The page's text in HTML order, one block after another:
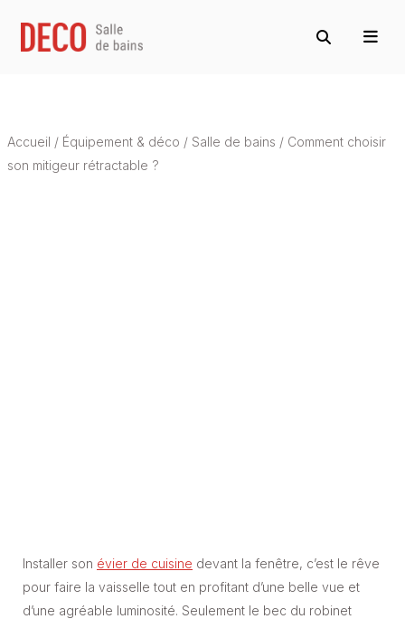
Accueil / Équipement & déco / Salle de bains / Comment choisir
son mitigeur rétractable ?
Installer son évier de cuisine devant la fenêtre, c’est le rêve
pour faire la vaisselle tout en profitant d’une belle vue et
d’une agréable luminosité. Seulement le bec du robinet